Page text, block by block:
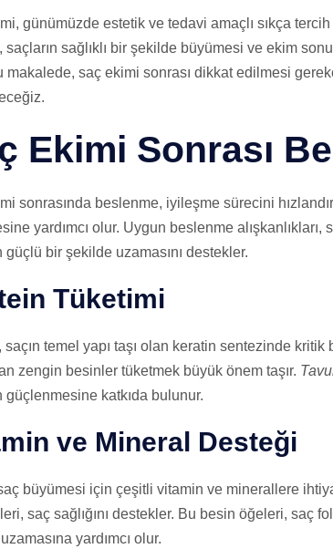
günümüzde estetik ve tedavi amaçlı sıkça
saçların sağlıklı bir şekilde büyümesi ve ekim
makalede, saç ekimi sonrası dikkat edilmesi
Ekimi Sonrası
sonrasında beslenme, iyileşme sürecini
yardımcı olur. Uygun beslenme
güçlü bir şekilde uzamasını destekler.
Tüketimi
saçın temel yapı taşı olan keratin sentezinde
zengin besinler tüketmek büyük önem taşır.
güçlenmesine katkıda bulunur.
ve Mineral Desteği
büyümesi için çeşitli vitamin ve minerallere
saç sağlığını destekler. Bu besin öğeleri, saç
yardımcı olur.